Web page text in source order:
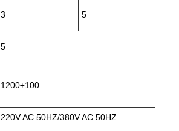
3 5
5
1200±100
220V AC 50HZ/380V AC 50HZ